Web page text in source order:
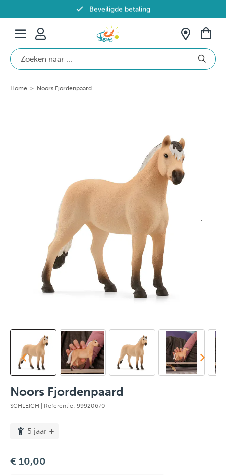
Beveiligde betaling
Gratis verzending vanaf €69 in België
Home > Noors Fjordenpaard
Noors Fjordenpaard
SCHLEICH | Referentie: 99920670
5 jaar +
€ 10,00